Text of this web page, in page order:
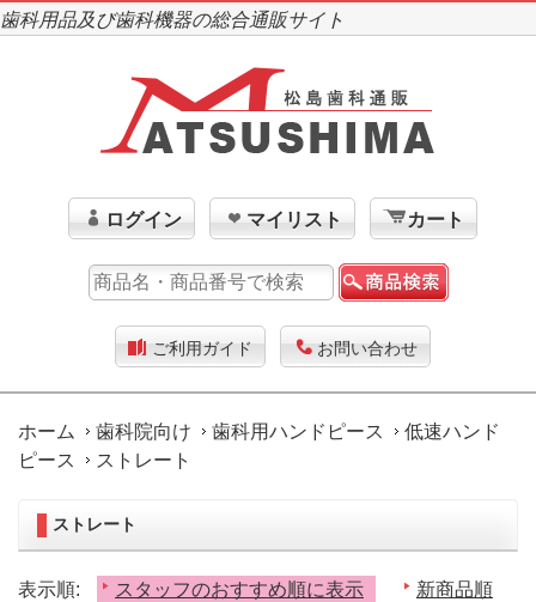
歯科用品及び歯科機器の総合通販サイト
ログイン マイリスト カート
ご利用ガイド お問い合わせ
ホーム 歯科院向け 歯科用ハンドピース
低速ハンド
ピース
ストレート
ストレート
表示順: スタッフのおすすめ順に表示 新商品順